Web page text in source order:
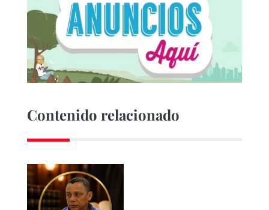
Contenido relacionado